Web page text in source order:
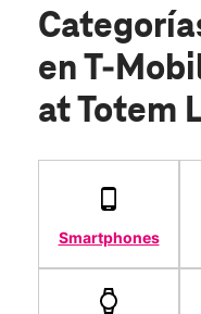
en T-
at Totem
Smartphones